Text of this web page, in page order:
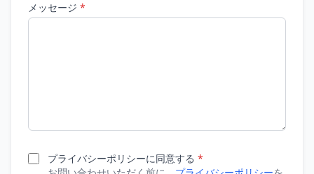
メッセージ *
プライバシーポリシーに同意する *